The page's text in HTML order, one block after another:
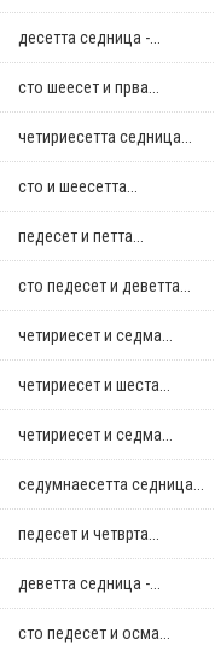
десетта седница -...
сто шеесет и прва...
четириесетта седница...
сто и шеесетта...
педесет и петта...
сто педесет и деветта...
четириесет и седма...
четириесет и шеста...
четириесет и седма...
седумнаесетта седница...
педесет и четврта...
деветта седница -...
сто педесет и осма...